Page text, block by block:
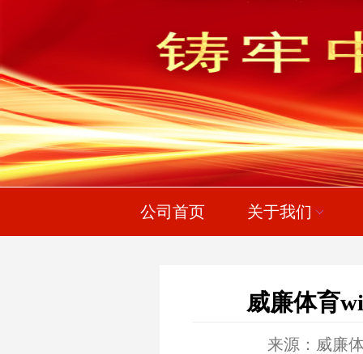
公司首页 关于我们
威廉体育
来源：威廉